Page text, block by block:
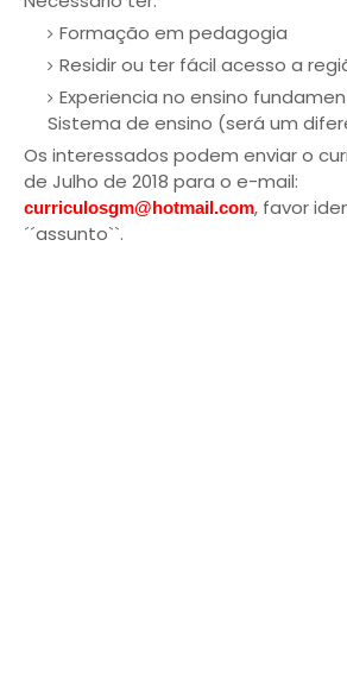
Formação em pedagogia
Residir ou ter fácil acesso a
Experiencia no ensino
Sistema de ensino (será um
Os interessados podem enviar o
de Julho de 2018 para o e-mail:
curriculosgm@hotmail.com, favor
´´assunto``.